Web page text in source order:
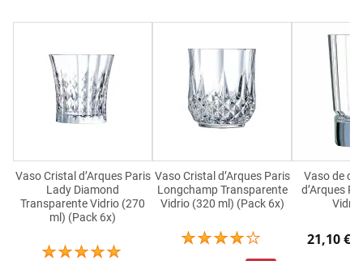
Vaso Cristal d’Arques Paris
Lady Diamond
Transparente Vidrio (270
ml) (Pack 6x)
Vaso Cristal d’Arques Paris
Longchamp Transparente
Vidrio (320 ml) (Pack 6x)
Vaso de
d’Arques
21,10 €